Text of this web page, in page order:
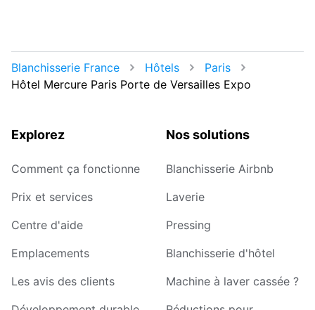
Blanchisserie France Hôtels
Paris
Hôtel Mercure Paris Porte de Versailles Expo
Explorez
Comment ça fonctionne
Prix et services
Centre d'aide
Emplacements
Les avis des clients
Nos solutions
Blanchisserie Airbnb
Laverie
Pressing
Blanchisserie d'hôtel
Machine à laver cassée ?